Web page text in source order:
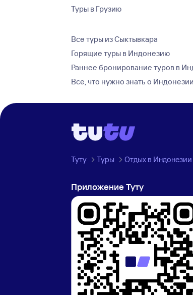
Туры в Грузию
Все туры из Сыктывкара
Горящие туры в Индонезию
Раннее бронирование туров в
Все, что нужно знать о
Туту Туры Отдых в Индонезии
Приложение Туту